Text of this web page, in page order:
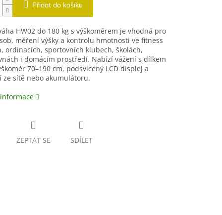
Přidat do košíku
HW02 do 180 kg s výškoměrem je vhodná pro
měření výšky a kontrolu hmotnosti ve fitness
ordinacích, sportovních klubech, školách,
i domácím prostředí. Nabízí vážení s dílkem
70–190 cm, podsvícený LCD displej a
ze sítě nebo akumulátoru.
ZEPTAT SE SDÍLET